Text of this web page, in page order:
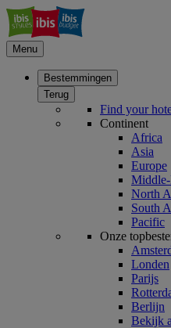
Menu
Bestemmingen
Terug
Find your
Continent
Africa
Asia
Europe
Middle-
North
South
Pacific
Onze
Londen
Parijs
Berlijn
Bekijk